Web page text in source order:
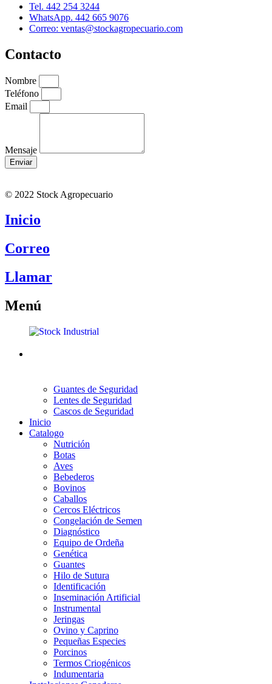
Tel. 442 254 3244
WhatsApp. 442 665 9076
Correo: ventas@stockagropecuario.com
Contacto
Nombre
Teléfono
Email
Mensaje
Enviar
© 2022 Stock Agropecuario
Inicio
Correo
Llamar
Menú
Guantes de Seguridad
Lentes de Seguridad
Cascos de Seguridad
Inicio
Catalogo
Nutrición
Botas
Aves
Bebederos
Bovinos
Caballos
Cercos Eléctricos
Congelación de Semen
Diagnóstico
Equipo de Ordeña
Genética
Guantes
Hilo de Sutura
Identificación
Inseminación Artificial
Instrumental
Jeringas
Ovino y Caprino
Pequeñas Especies
Porcinos
Termos Criogénicos
Indumentaria